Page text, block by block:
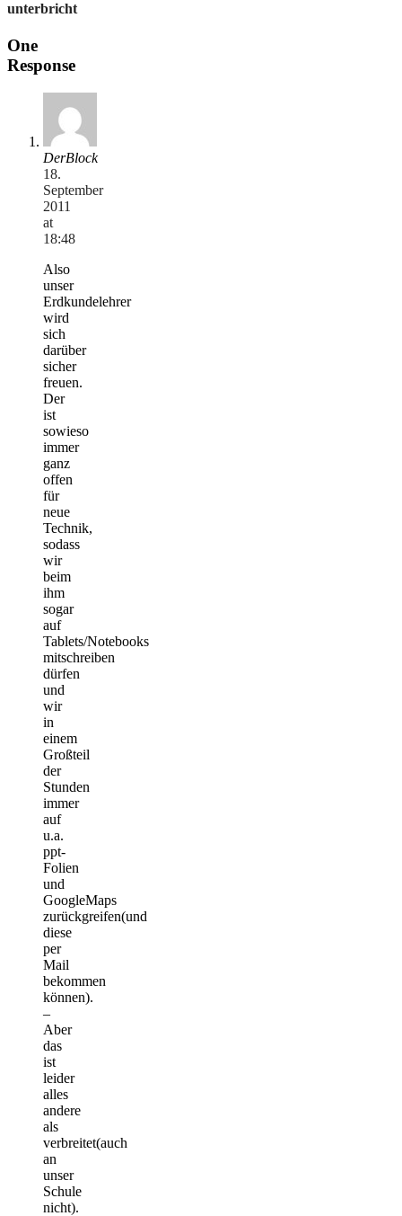
unterbricht
One
Response
DerBlock
18.
September
2011
at
18:48
Also
unser
Erdkundelehrer
wird
sich
darüber
sicher
freuen.
Der
ist
sowieso
immer
ganz
offen
für
neue
Technik,
sodass
wir
beim
ihm
sogar
auf
Tablets/Notebooks
mitschreiben
dürfen
und
wir
in
einem
Großteil
der
Stunden
immer
auf
u.a.
ppt-
Folien
und
GoogleMaps
zurückgreifen(und
diese
per
Mail
bekommen
können).
–
Aber
das
ist
leider
alles
andere
als
verbreitet(auch
an
unser
Schule
nicht).